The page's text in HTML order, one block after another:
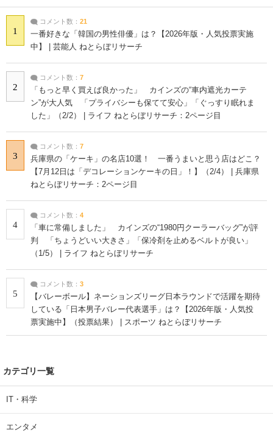
1
コメント数： 21
一番好きな「韓国の男性俳優」は？【2026年版・人気投票実施
中】 | 芸能人 ねとらぼリサーチ
2
コメント数： 7
「もっと早く買えば良かった」 カインズの“車内遮光カーテ
ン”が大人気 「プライバシーも保てて安心」「ぐっすり眠れま
した」（2/2） | ライフ ねとらぼリサーチ：2ページ目
3
コメント数： 7
兵庫県の「ケーキ」の名店10選！ 一番うまいと思う店はどこ？
【7月12日は「デコレーションケーキの日」！】（2/4） | 兵庫県
ねとらぼリサーチ：2ページ目
4
コメント数： 4
「車に常備しました」 カインズの“1980円クーラーバッグ”が評
判 「ちょうどいい大きさ」「保冷剤を止めるベルトが良い」
（1/5） | ライフ ねとらぼリサーチ
5
コメント数： 3
【バレーボール】ネーションズリーグ日本ラウンドで活躍を期待
している「日本男子バレー代表選手」は？【2026年版・人気投
票実施中】（投票結果） | スポーツ ねとらぼリサーチ
カテゴリ一覧
IT・科学
エンタメ